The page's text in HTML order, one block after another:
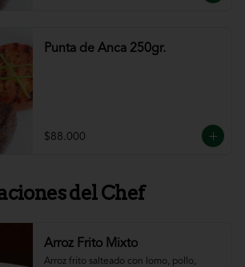
Punta de Anca 250gr.
$88.000
del Chef
Arroz Frito Mixto
Arroz frito salteado con lomo, pollo,